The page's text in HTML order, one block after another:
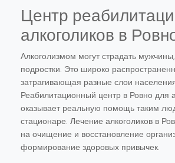
Центр
алкоголиков в
Алкоголизмом могут страдать
подростки. Это широко
затрагивающая разные слои
Реабилитационный центр в Ровно для
оказывает реальную помощь таким
стационаре. Лечение алкоголиков в
на очищение и восстановление
формирование здоровых привычек.